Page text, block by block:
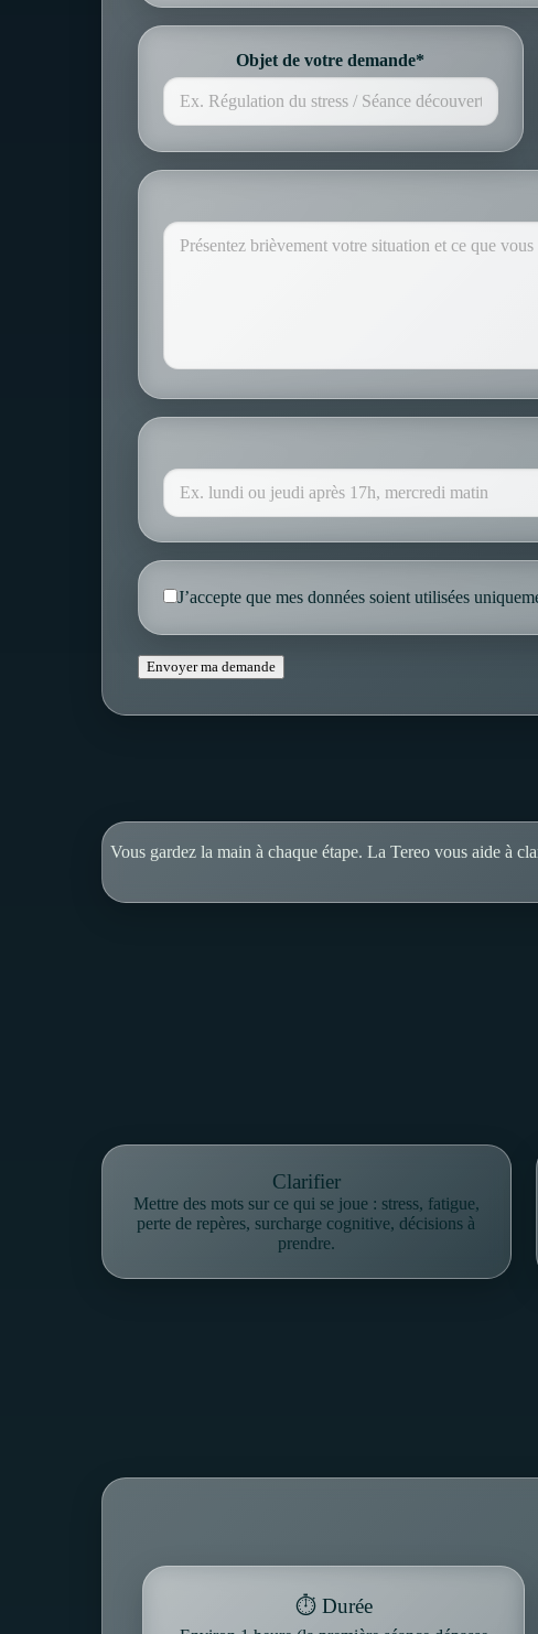
Objet de votre demande*
J’accepte que mes données soient utilisées
Envoyer ma demande
Vous gardez la main à chaque étape. La Tereo vous aide à
Clarifier
Mettre des mots sur ce qui se joue : stress, fatigue,
perte de repères, surcharge cognitive, décisions à
prendre.
⏱️ Durée